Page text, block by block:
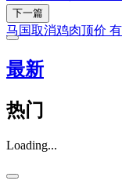
下一篇
马国取消鸡肉顶价
最新
热门
Loading...